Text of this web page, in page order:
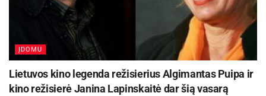
ĮDOMU
Lietuvos kino legenda režisierius Algimantas Puipa ir
kino režisierė Janina Lapinskaitė dar šią vasarą